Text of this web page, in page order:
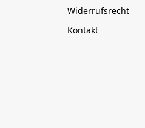
Widerrufsrecht
Kontakt